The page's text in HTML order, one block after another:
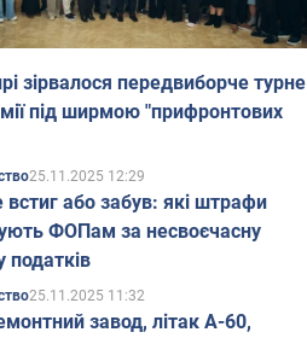
зірвалося передвиборче турне
під ширмою "прифронтових
25.11.2025 12:29
встиг або забув: які штрафи
ФОПам за несвоєчасну
податків
25.11.2025 11:32
завод, літак А-60,